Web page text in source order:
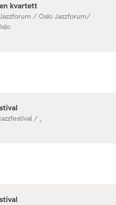
kvartett
/ Oslo Jazzforum/
/ ,